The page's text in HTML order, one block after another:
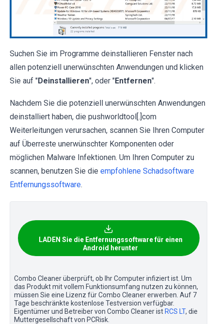
Suchen Sie im Programme deinstallieren Fenster nach
allen potenziell unerwünschten Anwendungen und klicken
Sie auf "Deinstallieren", oder "Entfernen".
Nachdem Sie die potenziell unerwünschten Anwendungen
deinstalliert haben, die pushworldtool[.]com
Weiterleitungen verursachen, scannen Sie Ihren Computer
auf Überreste unerwünschter Komponenten oder
möglichen Malware Infektionen. Um Ihren Computer zu
scannen, benutzen Sie die empfohlene Schadsoftware
Entfernungssoftware.
LADEN Sie die Entfernungssoftware für einen
Android herunter
Combo Cleaner überprüft, ob Ihr Computer infiziert ist. Um
das Produkt mit vollem Funktionsumfang nutzen zu können,
müssen Sie eine Lizenz für Combo Cleaner erwerben. Auf 7
Tage beschränkte kostenlose Testversion verfügbar.
Eigentümer und Betreiber von Combo Cleaner ist RCS LT, die
Muttergesellschaft von PCRisk.